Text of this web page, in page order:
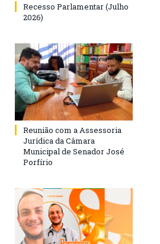
Recesso Parlamentar (Julho
2026)
Reunião com a Assessoria
Jurídica da Câmara
Municipal de Senador José
Porfírio